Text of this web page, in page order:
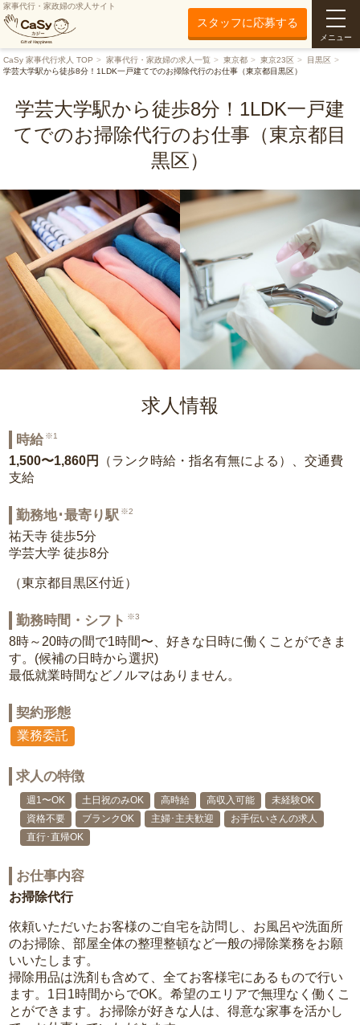
家事代行・家政婦の求人サイト
スタッフに応募する
メニュー
CaSy 家事代行求人 TOP 家事代行・家政婦の求人一覧 東京都 東京23区
目黒区
学芸大学駅から徒歩8分！1LDK一戸建てでのお掃除代行のお仕事（東京都目黒区）
学芸大学駅から徒歩8分！1LDK一戸建
てでのお掃除代行のお仕事（東京都目
黒区）
求人情報
時給 ※1
1,500〜1,860円
（ランク時給・指名有無による）、交通費
支給
勤務地･最寄り駅 ※2
祐天寺 徒歩5分
学芸大学 徒歩8分
（東京都目黒区付近）
勤務時間・シフト ※3
8時～20時の間で1時間〜、好きな日時に働くことができま
す。(候補の日時から選択)
最低就業時間などノルマはありません。
契約形態
業務委託
求人の特徴
週1〜OK 土日祝のみOK 高時給 高収入可能
未経験OK
資格不要
ブランクOK 主婦･主夫歓迎
お手伝いさんの求人
直行･直帰OK
お仕事内容
お掃除代行
依頼いただいたお客様のご自宅を訪問し、お風呂や洗面所
のお掃除、部屋全体の整理整頓など一般の掃除業務をお願
いいたします。
掃除用品は洗剤も含めて、全てお客様宅にあるもので行い
ます。1日1時間からでOK。希望のエリアで無理なく働くこ
とができます。お掃除が好きな人は、得意な家事を活かし